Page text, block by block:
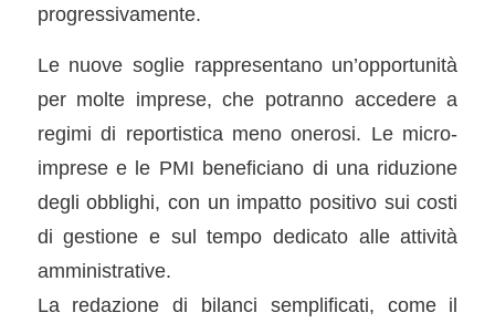
progressivamente.
Le nuove soglie rappresentano un’opportunità
per molte imprese, che potranno accedere a
regimi di reportistica meno onerosi. Le micro-
imprese e le PMI beneficiano di una riduzione
degli obblighi, con un impatto positivo sui costi
di gestione e sul tempo dedicato alle attività
amministrative.
La redazione di bilanci semplificati, come il